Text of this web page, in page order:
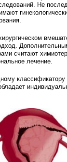
Не
считают
лечение.
классификатору